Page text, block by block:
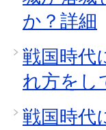
か？詳細
戦国時代
れ方をし
戦国時代